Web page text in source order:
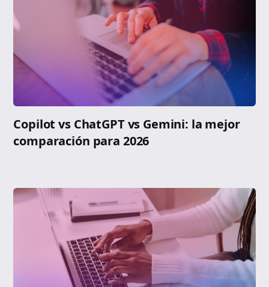
Copilot vs ChatGPT vs Gemini: la mejor
comparación para 2026